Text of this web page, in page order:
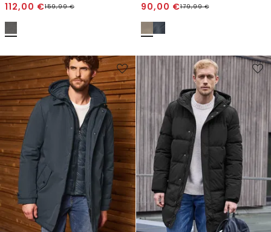
112,00 €159,99€
90,00 €179,99€